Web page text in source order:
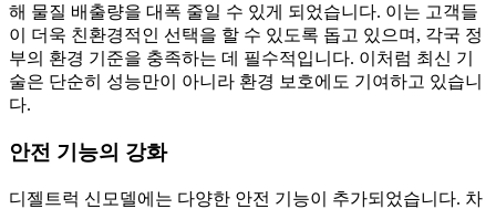
해 물질 배출량을 대폭 줄일 수 있게 되었습니다. 이는 고객들
이 더욱 친환경적인 선택을 할 수 있도록 돕고 있으며, 각국 정
부의 환경 기준을 충족하는 데 필수적입니다. 이처럼 최신 기
술은 단순히 성능만이 아니라 환경 보호에도 기여하고 있습니
다.
안전 기능의 강화
디젤트럭 신모델에는 다양한 안전 기능이 추가되었습니다. 차